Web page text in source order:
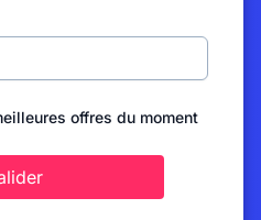
offres du moment